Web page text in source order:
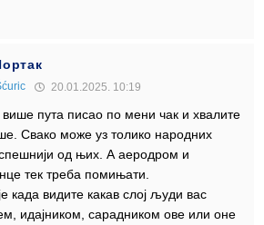
20.01.2025. 10:19
пута писао по мени чак и хвалите
Свако може уз толико народних
од њих. А аеродром и
тек треба помињати.
када видите какав слој људи вас
идајником, сарадником ове или оне